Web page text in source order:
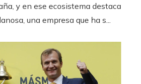
y en ese ecosistema destaca
una empresa que ha s...